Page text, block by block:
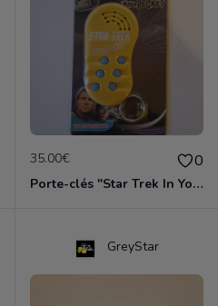
35.00€ 0
Porte-clés "Star Trek In Your Pocket" (Non Fonctionnel - Pour Collectionneur) 🖖
GreyStar